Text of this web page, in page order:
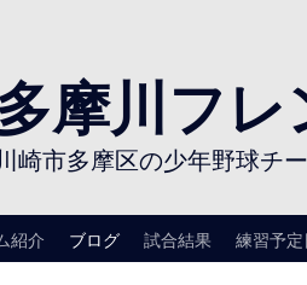
摩川フレ
崎市多摩区の少年野球チ
紹介 ブログ 試合結果 練習予定